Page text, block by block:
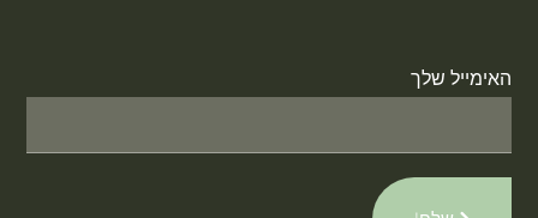
האימייל שלך